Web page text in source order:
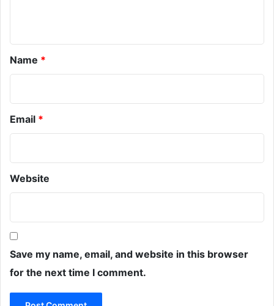
Name *
Email *
Website
Save my name, email, and website in this browser
for the next time I comment.